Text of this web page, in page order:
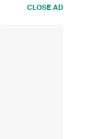
CLOSE AD